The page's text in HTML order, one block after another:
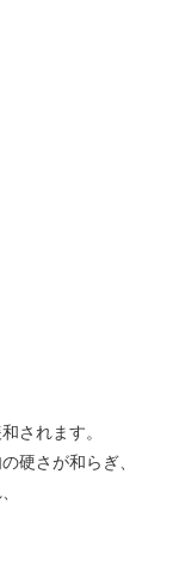
されます。
硬さが和らぎ、